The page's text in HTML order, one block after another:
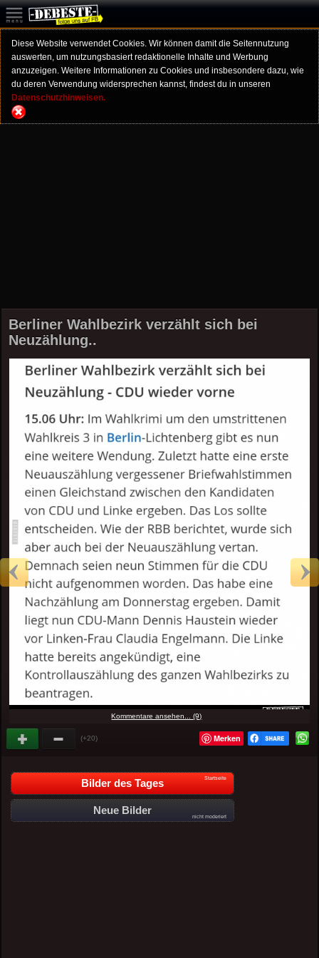
Diese Website verwendet Cookies. Wir können damit die Seitennutzung
auswerten, um nutzungsbasiert redaktionelle Inhalte und Werbung
anzuzeigen. Weitere Informationen zu Cookies und insbesondere dazu, wie
du deren Verwendung widersprechen kannst, findest du in unseren
Datenschutzhinweisen.
Berliner Wahlbezirk verzählt sich bei
Neuzählung..
Kommentare ansehen... (9)
(+20) Merken
Bilder des Tages Startseite
Neue Bilder
nicht moderiert